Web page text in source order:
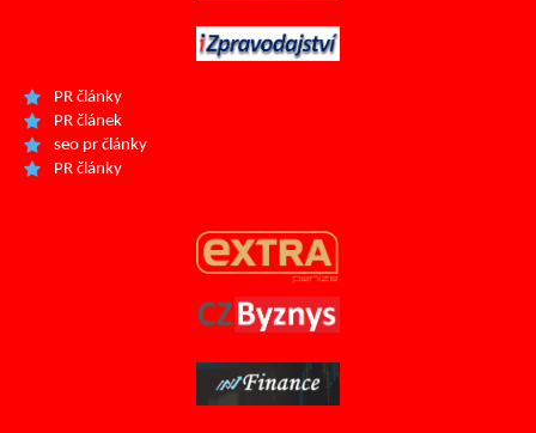
PR články
PR článek
seo pr články
PR články